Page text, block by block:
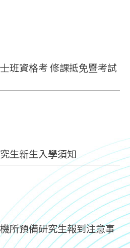
班資格考 修課抵免暨考試
生新生入學須知
所預備研究生報到注意事